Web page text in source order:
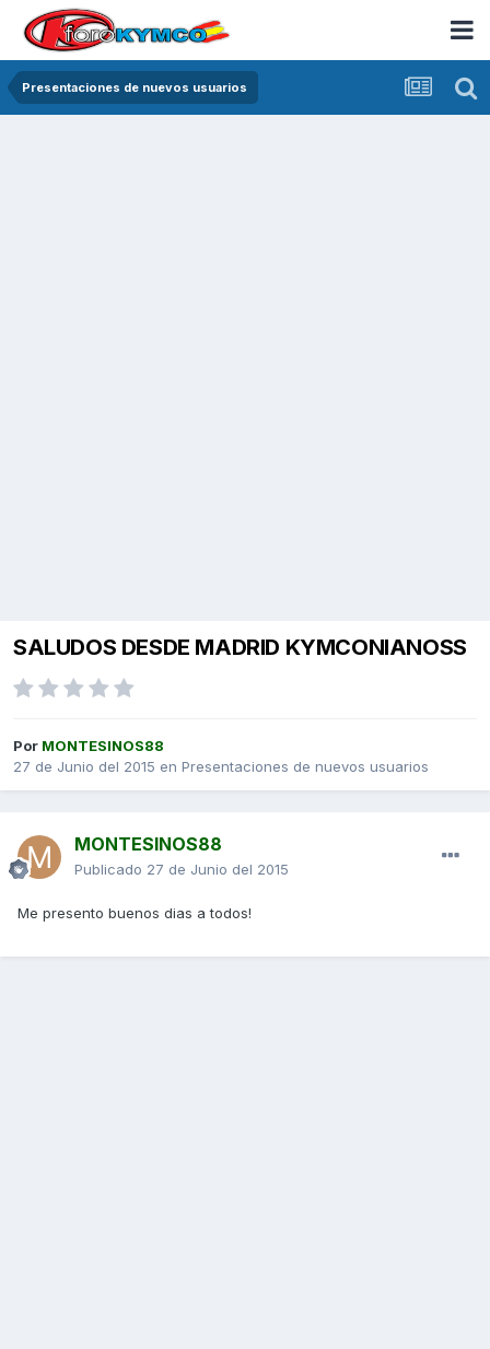
Presentaciones de nuevos usuarios
SALUDOS DESDE MADRID KYMCONIANOSS
Por MONTESINOS88
27 de Junio del 2015 en Presentaciones de nuevos usuarios
MONTESINOS88
Publicado 27 de Junio del 2015
Me presento buenos dias a todos!